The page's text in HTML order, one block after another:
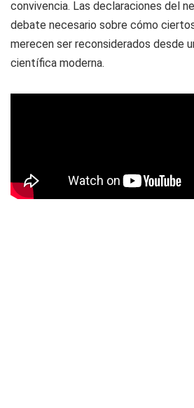
convivencia. Las declaraciones del
debate necesario sobre cómo
merecen ser reconsiderados desde
científica moderna.